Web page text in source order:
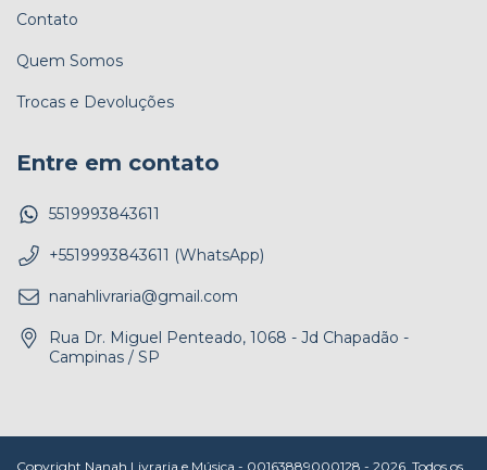
Contato
Quem Somos
Trocas e Devoluções
Entre em contato
5519993843611
+5519993843611 (WhatsApp)
nanahlivraria@gmail.com
Rua Dr. Miguel Penteado, 1068 - Jd Chapadão -
Campinas / SP
Copyright Nanah Livraria e Música - 00163889000128 - 2026. Todos os